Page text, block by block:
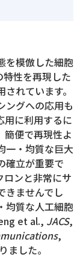
を模倣した細胞
特性を再現した
れています。
ングへの応用も
用に利用するに
簡便で再現性よ
一・均質な巨大
確立が重要で
ロンと非常にサ
きませんでし
均質な人工細胞
et al., JACS,
,
ました。